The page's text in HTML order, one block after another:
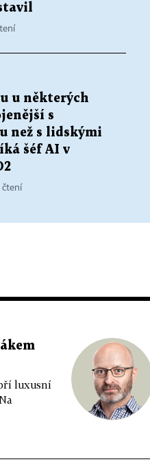
u některých
s
než s lidskými
šéf AI v
čtení
luxusní